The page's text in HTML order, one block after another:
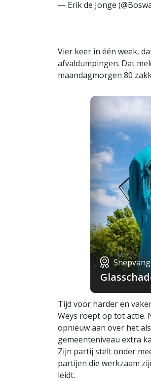
— Erik de Jonge
Vier keer in één week,
afvaldumpingen. Dat
maandagmorgen 80
Tijd voor harder en
Weys roept op tot actie.
opnieuw aan over het
gemeenteniveau extra
Zijn partij stelt onder
partijen die werkzaam
leidt.